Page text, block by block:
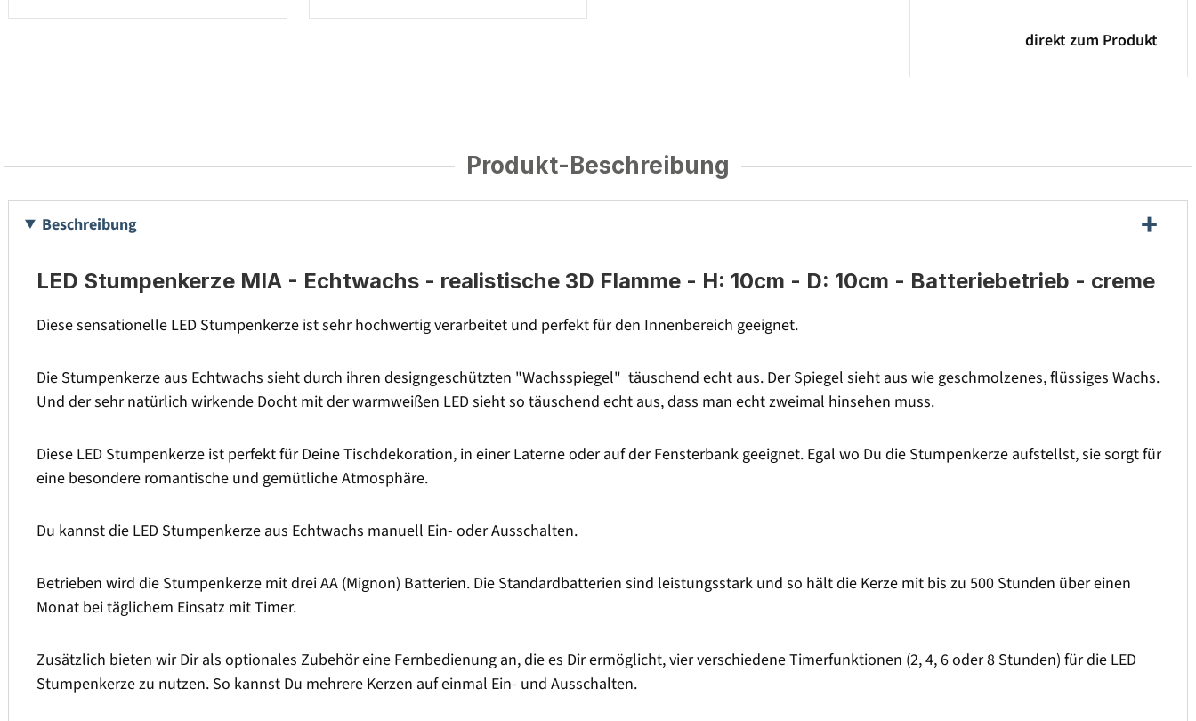
direkt zum Produkt
Produkt-Beschreibung
Beschreibung
LED Stumpenkerze MIA - Echtwachs - realistische 3D Flamme - H: 10cm - D: 10cm - Batteriebetrieb - creme
Diese sensationelle LED Stumpenkerze ist sehr hochwertig verarbeitet und perfekt für den Innenbereich geeignet.
Die Stumpenkerze aus Echtwachs sieht durch ihren designgeschützten "Wachsspiegel" täuschend echt aus. Der Spiegel sieht aus wie geschmolzenes, flüssiges Wachs.
Und der sehr natürlich wirkende Docht mit der warmweißen LED sieht so täuschend echt aus, dass man echt zweimal hinsehen muss.
Diese LED Stumpenkerze ist perfekt für Deine Tischdekoration, in einer Laterne oder auf der Fensterbank geeignet. Egal wo Du die Stumpenkerze aufstellst, sie sorgt für
eine besondere romantische und gemütliche Atmosphäre.
Du kannst die LED Stumpenkerze aus Echtwachs manuell Ein- oder Ausschalten.
Betrieben wird die Stumpenkerze mit drei AA (Mignon) Batterien. Die Standardbatterien sind leistungsstark und so hält die Kerze mit bis zu 500 Stunden über einen
Monat bei täglichem Einsatz mit Timer.
Zusätzlich bieten wir Dir als optionales Zubehör eine Fernbedienung an, die es Dir ermöglicht, vier verschiedene Timerfunktionen (2, 4, 6 oder 8 Stunden) für die LED
Stumpenkerze zu nutzen. So kannst Du mehrere Kerzen auf einmal Ein- und Ausschalten.